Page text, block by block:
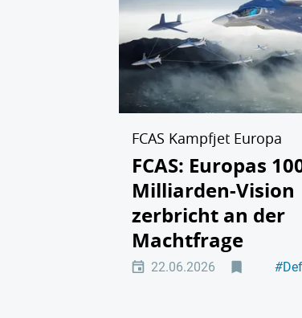
FCAS Kampfjet Europa
FCAS: Europas
Milliarden-Vision
zerbricht an der
Machtfrage
22.06.2026 #